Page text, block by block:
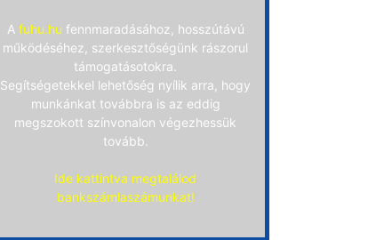
A fuhu.hu fennmaradásához, hosszútávú
működéséhez, szerkesztőségünk rászorul
támogatásotokra.
Segítségetekkel lehetőség nyílik arra, hogy
munkánkat továbbra is az eddig
megszokott színvonalon végezhessük
tovább.
Ide kattintva megtalálod
bankszámlaszámunkat!